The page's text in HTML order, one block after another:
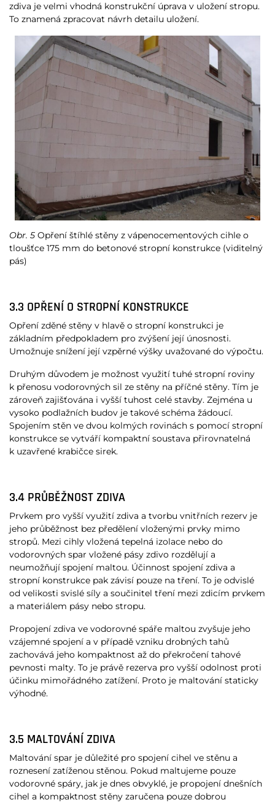
zdiva je velmi vhodná konstrukční úprava v uložení stropu.
To znamená zpracovat návrh detailu uložení.
Obr. 5 Opření štíhlé stěny z vápenocementových cihle o
tloušťce 175 mm do betonové stropní konstrukce (viditelný
pás)
3.3 OPŘENÍ O STROPNÍ KONSTRUKCE
Opření zděné stěny v hlavě o stropní konstrukci je
základním předpokladem pro zvýšení její únosnosti.
Umožnuje snížení její vzpěrné výšky uvažované do výpočtu.
Druhým důvodem je možnost využití tuhé stropní roviny
k přenosu vodorovných sil ze stěny na příčné stěny. Tím je
zároveň zajišťována i vyšší tuhost celé stavby. Zejména u
vysoko podlažních budov je takové schéma žádoucí.
Spojením stěn ve dvou kolmých rovinách s pomocí stropní
konstrukce se vytváří kompaktní soustava přirovnatelná
k uzavřené krabičce sirek.
3.4 PRŮBĚŽNOST ZDIVA
Prvkem pro vyšší využití zdiva a tvorbu vnitřních rezerv je
jeho průběžnost bez předělení vloženými prvky mimo
stropů. Mezi cihly vložená tepelná izolace nebo do
vodorovných spar vložené pásy zdivo rozdělují a
neumožňují spojení maltou. Účinnost spojení zdiva a
stropní konstrukce pak závisí pouze na tření. To je odvislé
od velikosti svislé síly a součinitel tření mezi zdicím prvkem
a materiálem pásy nebo stropu.
Propojení zdiva ve vodorovné spáře maltou zvyšuje jeho
vzájemné spojení a v případě vzniku drobných tahů
zachovává jeho kompaktnost až do překročení tahové
pevnosti malty. To je právě rezerva pro vyšší odolnost proti
účinku mimořádného zatížení. Proto je maltování staticky
výhodné.
3.5 MALTOVÁNÍ ZDIVA
Maltování spar je důležité pro spojení cihel ve stěnu a
roznesení zatíženou stěnou. Pokud maltujeme pouze
vodorovné spáry, jak je dnes obvyklé, je propojení dnešních
cihel a kompaktnost stěny zaručena pouze dobrou